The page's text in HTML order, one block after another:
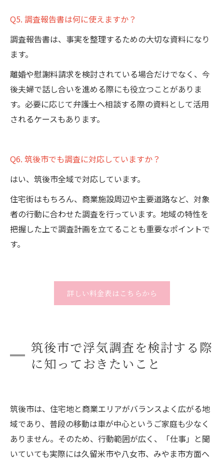
Q5. 調査報告書は何に使えますか？
調査報告書は、事実を整理するための大切な資料になり
ます。
離婚や慰謝料請求を検討されている場合だけでなく、今
後夫婦で話し合いを進める際にも役立つことがありま
す。必要に応じて弁護士へ相談する際の資料として活用
されるケースもあります。
Q6. 筑後市でも調査に対応していますか？
はい、筑後市全域で対応しています。
住宅街はもちろん、商業施設周辺や主要道路など、対象
者の行動に合わせた調査を行っています。地域の特性を
把握した上で調査計画を立てることも重要なポイントで
す。
詳しい料金表はこちらから
筑後市で浮気調査を検討する際
に知っておきたいこと
筑後市は、住宅地と商業エリアがバランスよく広がる地
域であり、普段の移動は車が中心というご家庭も少なく
ありません。そのため、行動範囲が広く、「仕事」と聞
いていても実際には久留米市や八女市、みやま市方面へ